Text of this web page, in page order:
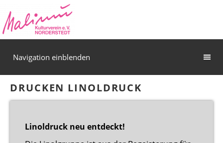
Navigation einblenden
DRUCKEN LINOLDRUCK
Linoldruck neu entdeckt!